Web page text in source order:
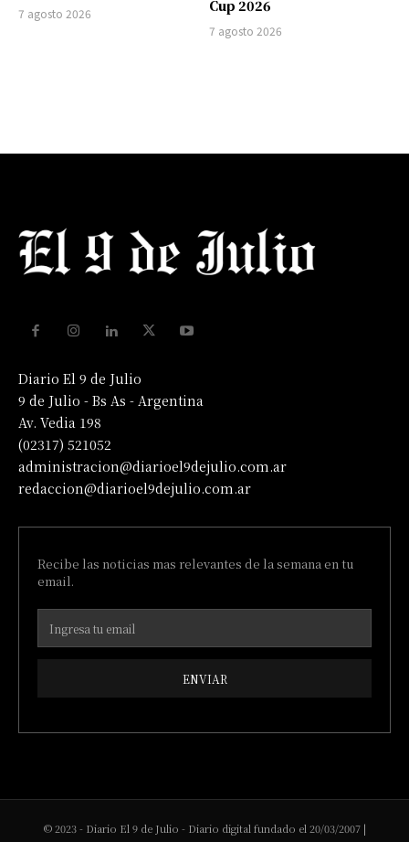
7 agosto 2026
Cup 2026
7 agosto 2026
Diario El 9 de Julio
9 de Julio - Bs As - Argentina
Av. Vedia 198
(02317) 521052
administracion@diarioel9dejulio.com.ar
redaccion@diarioel9dejulio.com.ar
Recibe las noticias mas relevantes de la semana en tu
email.
ENVIAR
© 2023 - Diario El 9 de Julio - Diario digital fundado el 20/03/2007 |